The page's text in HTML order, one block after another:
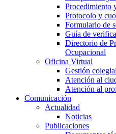
Procedimiento
Protocolo y
Formulario de
Guía de
Directorio de
Ocupacional
Oficina Virtual
Gestión colegial
Atención al
Atención al
Comunicación
Actualidad
Noticias
Publicaciones